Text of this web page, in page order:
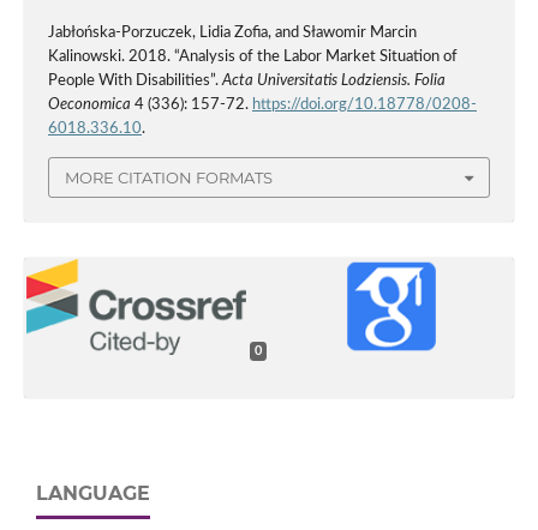
Jabłońska‑Porzuczek, Lidia Zofia, and Sławomir Marcin
Kalinowski. 2018. “Analysis of the Labor Market Situation of
People With Disabilities”.Acta Universitatis Lodziensis. Folia
Oeconomica 4 (336): 157-72. https://doi.org/10.18778/0208-
6018.336.10.
MORE CITATION FORMATS
0
LANGUAGE